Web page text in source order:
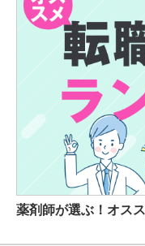
薬剤師が選ぶ！オス